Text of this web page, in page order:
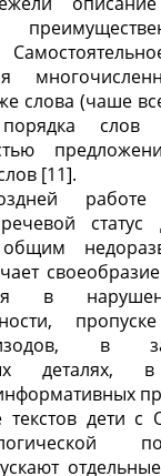
слова (чаше
слов
[11].
работе
речевой
в
в
деталях,
текстов дети